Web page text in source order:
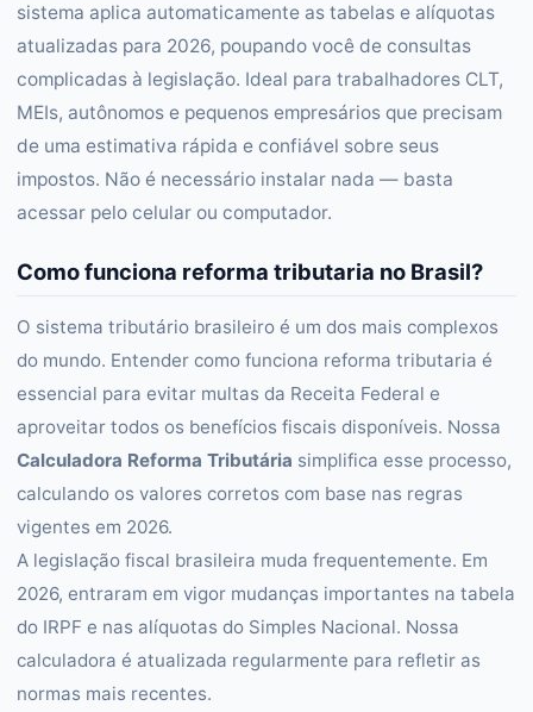
sistema aplica automaticamente as tabelas e alíquotas
atualizadas para 2026, poupando você de consultas
complicadas à legislação. Ideal para trabalhadores CLT,
MEIs, autônomos e pequenos empresários que precisam
de uma estimativa rápida e confiável sobre seus
impostos. Não é necessário instalar nada — basta
acessar pelo celular ou computador.
Como funciona reforma tributaria no Brasil?
O sistema tributário brasileiro é um dos mais complexos
do mundo. Entender como funciona reforma tributaria é
essencial para evitar multas da Receita Federal e
aproveitar todos os benefícios fiscais disponíveis. Nossa
Calculadora Reforma Tributária simplifica esse processo,
calculando os valores corretos com base nas regras
vigentes em 2026.
A legislação fiscal brasileira muda frequentemente. Em
2026, entraram em vigor mudanças importantes na tabela
do IRPF e nas alíquotas do Simples Nacional. Nossa
calculadora é atualizada regularmente para refletir as
normas mais recentes.